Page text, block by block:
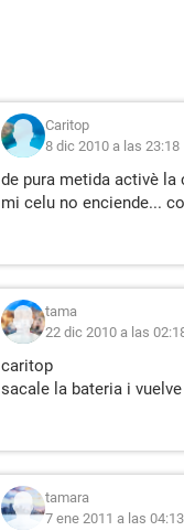
Caritop
8 dic 2010 a las 23:18
de pura metida activè la
mi celu no enciende...
tama
22 dic 2010 a las
caritop
sacale la bateria i
tamara
7 ene 2011 a las 04:13